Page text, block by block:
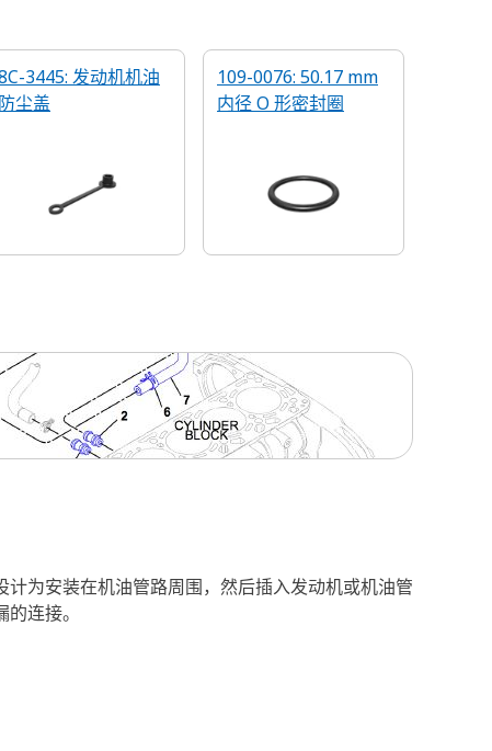
3445: 发动机机油
防尘盖
109-0076: 50.17 mm
内径 O 形密封圈
为安装在机油管路周围，然后插入发动机或机油管
连接。